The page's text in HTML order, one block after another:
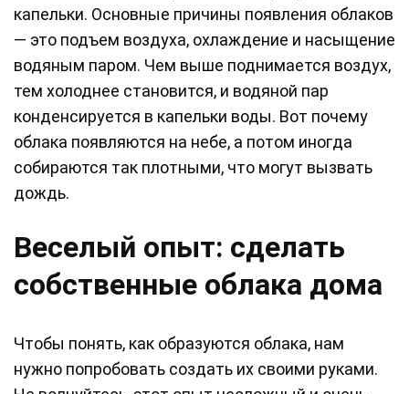
капельки. Основные причины появления облаков
— это подъем воздуха, охлаждение и насыщение
водяным паром. Чем выше поднимается воздух,
тем холоднее становится, и водяной пар
конденсируется в капельки воды. Вот почему
облака появляются на небе, а потом иногда
собираются так плотными, что могут вызвать
дождь.
Веселый опыт: сделать
собственные облака дома
Чтобы понять, как образуются облака, нам
нужно попробовать создать их своими руками.